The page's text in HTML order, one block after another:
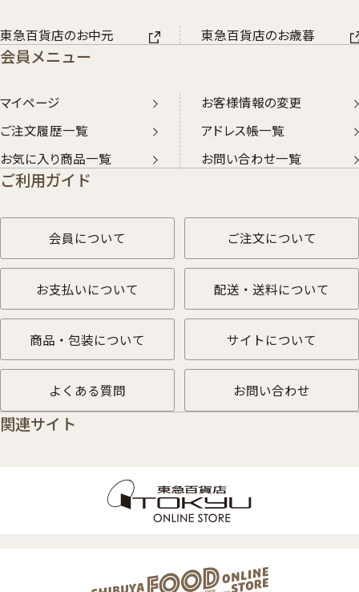
東急百貨店のお中元 東急百貨店のお歳暮
会員メニュー
マイページ
お客様情報の変更
ご注文履歴一覧
アドレス帳一覧
お気に入り商品一覧
お問い合わせ一覧
ご利用ガイド
会員について ご注文について
お支払いについて 配送・送料について
商品・包装について サイトについて
よくある質問 お問い合わせ
関連サイト